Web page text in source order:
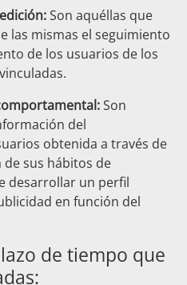
Son aquéllas que
las mismas el seguimiento
de los usuarios de los
Son
del
obtenida a través de
sus hábitos de
desarrollar un perfil
en función del
de tiempo que